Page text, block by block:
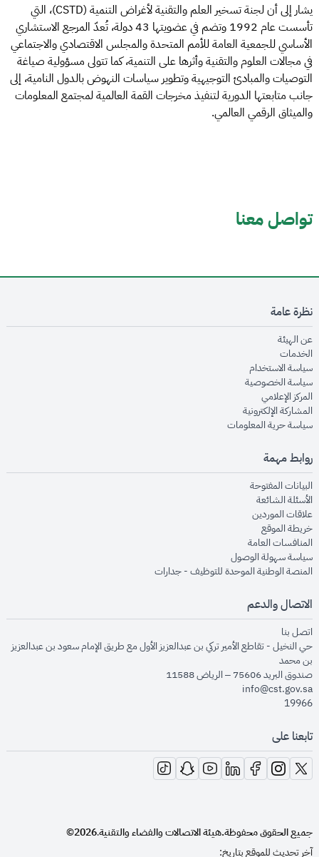
يشار إلى أن لجنة تسخير العلم والتقنية لأغراض التنمية (CSTD)، التي
تأسست عام 1992 وتضم في عضويتها 43 دولة، تُعدّ المرجع الاستشاري
الأساسي للجمعية العامة للأمم المتحدة والمجلس الاقتصادي والاجتماعي
في مجالات العلوم والتقنية وأثرها على التنمية، كما تتولى مسؤولية صياغة
التوصيات والمبادئ التوجيهية وتطوير سياسات النهوض بالدول النامية، إلى
جانب متابعتها الدورية لتنفيذ مخرجات القمة العالمية لمجتمع المعلومات
والميثاق الرقمي العالمي.
تواصل معنا
نظرة عامة
عن الهيئةopens in new window
الخدماتopens in new window
سياسة الاستخدام
سياسة الخصوصيةopens in new window
المركز الإعلاميopens in new window
المشاركة الإلكترونيةopens in new window
سياسة حرية المعلوماتopens in new window
روابط مهمة
البيانات المفتوحةopens in new window
الأسئلة الشائعةopens in new window
علاقات الموردينopens in new window
خريطة الموقعopens in new window
المنافسات العامةopens in new window
سياسة سهولة الوصولopens in new window
المنصة الوطنية الموحدة للتوظيف - جداراتopens in new window
الاتصال والدعم
اتصل بنا
حي النخيل - تقاطع الأمير تركي بن عبدالعزيز الأول مع طريق الإمام سعود بن عبدالعزيز
بن محمد
صندوق البريد 75606 – الرياض 11588
info@cst.gov.sa
19966
تابعنا على
opens in new window
opens in new window
opens in new window
opens in new window
opens in new window
opens in new window
opens in new window
جميع الحقوق محفوظة.هيئة الاتصالات والفضاء والتقنية.
2026©
آخر تحديث للموقع بتاريخ: